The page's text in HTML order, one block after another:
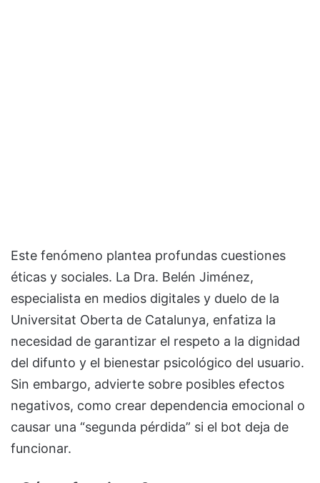
Este fenómeno plantea profundas cuestiones
éticas y sociales. La Dra. Belén Jiménez,
especialista en medios digitales y duelo de la
Universitat Oberta de Catalunya, enfatiza la
necesidad de garantizar el respeto a la dignidad
del difunto y el bienestar psicológico del usuario.
Sin embargo, advierte sobre posibles efectos
negativos, como crear dependencia emocional o
causar una “segunda pérdida” si el bot deja de
funcionar.